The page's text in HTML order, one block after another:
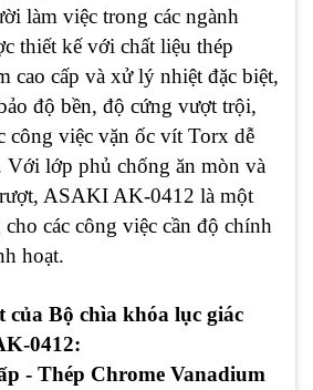
làm việc trong các ngành
thiết kế với chất liệu thép
cao cấp và xử lý nhiệt đặc biệt,
độ bền, độ cứng vượt trội,
công việc vặn ốc vít Torx dễ
Với lớp phủ chống ăn mòn và
ASAKI AK-0412 là một
các công việc cần độ chính
hoạt.
của Bộ chìa khóa lục giác
0412:
- Thép Chrome Vanadium